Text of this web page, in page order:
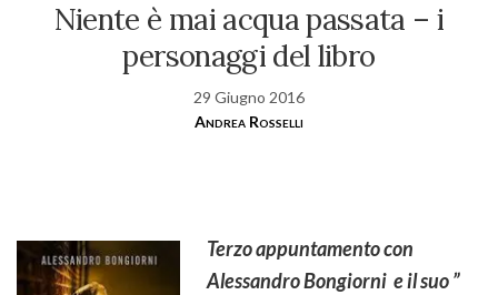
Niente è mai acqua passata – i
personaggi del libro
29 Giugno 2016
Andrea Rosselli
Terzo appuntamento con
Alessandro Bongiorni e il suo ”